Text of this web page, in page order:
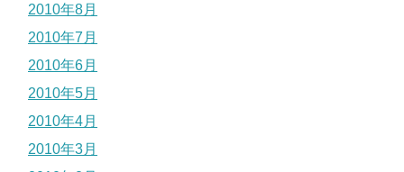
2010年8月
2010年7月
2010年6月
2010年5月
2010年4月
2010年3月